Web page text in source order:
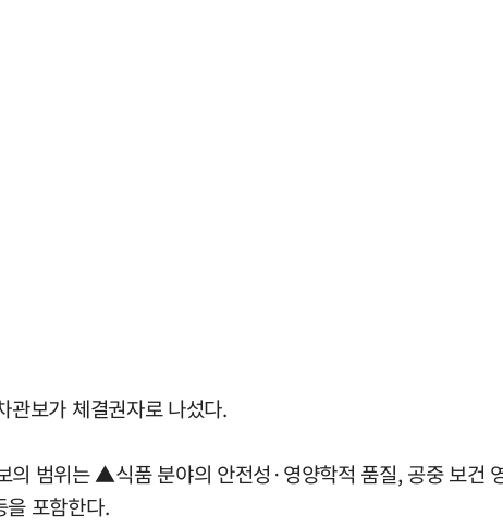
보가 체결권자로 나섰다.
의 범위는 ▲식품 분야의 안전성·영양학적 품질, 공중 보
포함한다.